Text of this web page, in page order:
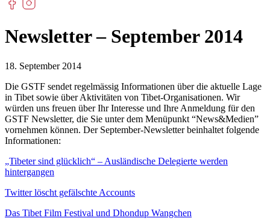
Newsletter – September 2014
18. September 2014
Die GSTF sendet regelmässig Informationen über die aktuelle Lage
in Tibet sowie über Aktivitäten von Tibet-Organisationen. Wir
würden uns freuen über Ihr Interesse und Ihre Anmeldung für den
GSTF Newsletter, die Sie unter dem Menüpunkt “News&Medien”
vornehmen können. Der September-Newsletter beinhaltet folgende
Informationen:
„Tibeter sind glücklich“ – Ausländische Delegierte werden
hintergangen
Twitter löscht gefälschte Accounts
Das Tibet Film Festival und Dhondup Wangchen